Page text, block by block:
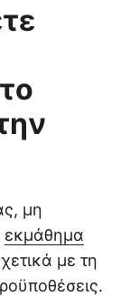
μη
εκμάθημα
με τη